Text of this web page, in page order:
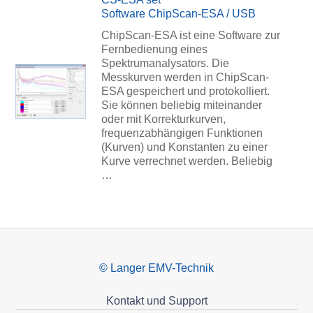
Software ChipScan-ESA / USB
ChipScan-ESA ist eine Software zur
Fernbedienung eines
Spektrumanalysators. Die
Messkurven werden in ChipScan-
ESA gespeichert und protokolliert.
Sie können beliebig miteinander
oder mit Korrekturkurven,
frequenzabhängigen Funktionen
(Kurven) und Konstanten zu einer
Kurve verrechnet werden. Beliebig
…
© Langer EMV-Technik
Kontakt und Support